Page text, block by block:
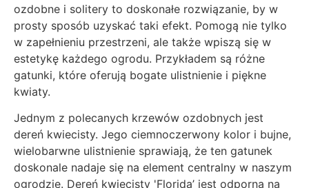
ozdobne i solitery to doskonałe rozwiązanie, by w
prosty sposób uzyskać taki efekt. Pomogą nie tylko
w zapełnieniu przestrzeni, ale także wpiszą się w
estetykę każdego ogrodu. Przykładem są różne
gatunki, które oferują bogate ulistnienie i piękne
kwiaty.
Jednym z polecanych krzewów ozdobnych jest
dereń kwiecisty. Jego ciemnoczerwony kolor i bujne,
wielobarwne ulistnienie sprawiają, że ten gatunek
doskonale nadaje się na element centralny w naszym
ogrodzie. Dereń kwiecisty 'Florida’ jest odporna na